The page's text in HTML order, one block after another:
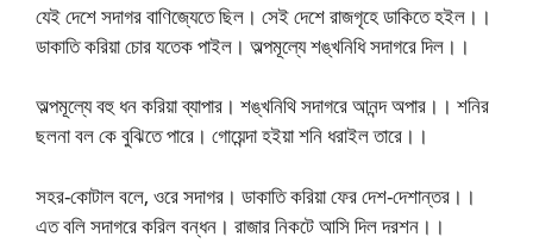
যেই দেশে সদাগর বাণিজ্যেতে ছিল। সেই দেশে রাজগৃহে ডাকিতে হইল।।
ডাকাতি করিয়া চোর যতেক পাইল। অল্পমূল্যে শঙ্খনিধি সদাগরে দিল।।
অল্পমূল্যে বহু ধন করিয়া ব্যাপার। শঙ্খনিথি সদাগরে আনন্দ অপার।। শনির
ছলনা বল কে বুঝিতে পারে। গোয়েন্দা হইয়া শনি ধরাইল তারে।।
সহর-কোটাল বলে, ওরে সদাগর। ডাকাতি করিয়া ফের দেশ-দেশান্তর।।
এত বলি সদাগরে করিল বন্ধন। রাজার নিকটে আসি দিল দরশন।।